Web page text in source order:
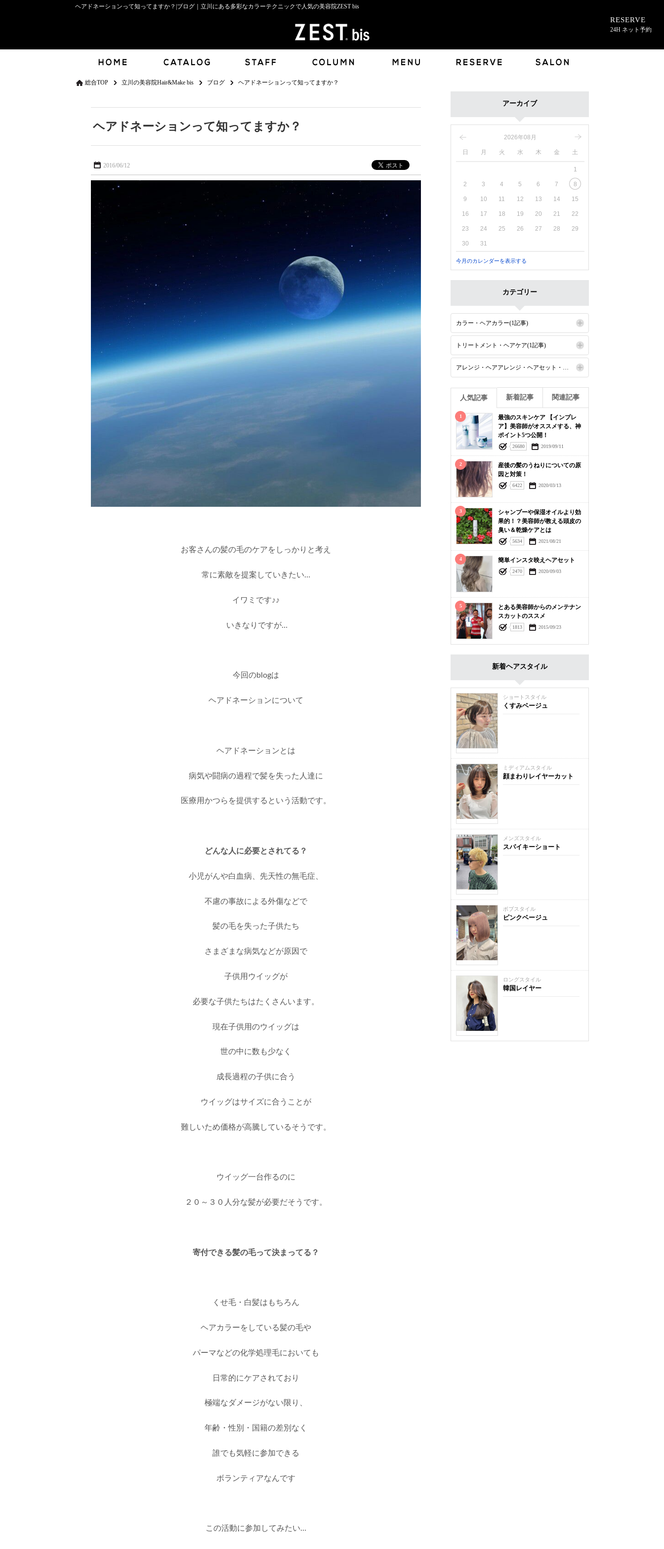
ヘアドネーションって知ってますか？|ブログ｜立川にある多彩なカラーテクニックで人気の美容院ZEST bis
RESERVE
24H ネット予約
総合TOP 立川の美容院Hair&Make bis ブログ ヘアドネーションって知ってますか？
ヘアドネーションって知ってますか？
2016/06/12
お客さんの髪の毛のケアをしっかりと考え
常に素敵を提案していきたい…
イワミです♪♪
いきなりですが…
今回のblogは
ヘアドネーションについて
ヘアドネーションとは
病気や闘病の過程で髪を失った人達に
医療用かつらを提供するという活動です。
どんな人に必要とされてる？
小児がんや白血病、先天性の無毛症、
不慮の事故による外傷などで
髪の毛を失った子供たち
さまざまな病気などが原因で
子供用ウイッグが
必要な子供たちはたくさんいます。
現在子供用のウイッグは
世の中に数も少なく
成長過程の子供に合う
ウイッグはサイズに合うことが
難しいため価格が高騰しているそうです。
ウイッグ一台作るのに
２０～３０人分な髪が必要だそうです。
寄付できる髪の毛って決まってる？
くせ毛・白髪はもちろん
ヘアカラーをしている髪の毛や
パーマなどの化学処理毛においても
日常的にケアされており
極端なダメージがない限り、
年齢・性別・国籍の差別なく
誰でも気軽に参加できる
ボランティアなんです
この活動に参加してみたい…
アーカイブ
2026年08月
日 月 火 水 木 金 土
1
2 3 4 5 6 7 8
9 10 11 12 13 14 15
16 17 18 19 20 21 22
23 24 25 26 27 28 29
30 31
今月のカレンダーを表示する
カテゴリー
カラー・ヘアカラー(1記事)
トリートメント・ヘアケア(1記事)
アレンジ・ヘアアレンジ・ヘアセット・セット(1記事)
人気記事 新着記事 関連記事
1
最強のスキンケア 【インプレ
ア】美容師がオススメする、神
ポイント5つ公開！
26680 2019/09/11
2
産後の髪のうねりについての原
因と対策！
6422 2020/03/13
3
シャンプーや保湿オイルより効
果的！？美容師が教える頭皮の
臭い＆乾燥ケアとは
5634 2021/08/21
4 簡単インスタ映えヘアセット
2470 2020/09/03
5
とある美容師からのメンテナン
スカットのススメ
1813 2015/09/23
新着ヘアスタイル
ショートスタイル
くすみベージュ
ミディアムスタイル
顔まわりレイヤーカット
メンズスタイル
スパイキーショート
ボブスタイル
ピンクベージュ
ロングスタイル
韓国レイヤー